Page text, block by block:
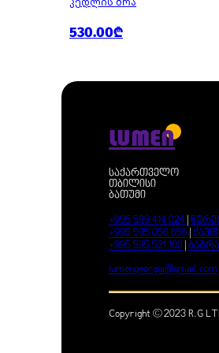
530.00₾
LUMEN
საქართველო
თბილისი
ბათუმი
+995 599 414 024
+995 595 056 656
+995 595 521 100
lumengeorgia@gmail.com
Copyright © 2023 R.G